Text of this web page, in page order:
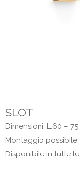
SLOT
Dimensioni: L.60 –
Montaggio possibile
Disponibile in tutte